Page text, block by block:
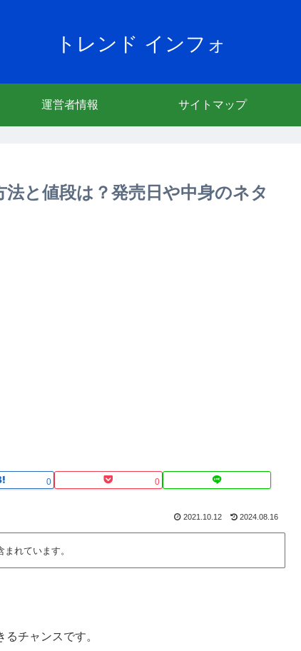
トレンド インフォ
運営者情報 サイトマップ
と値段は？発売日や中身のネタ
0 0
2021.10.12 2024.08.16
れています。
チャンスです。